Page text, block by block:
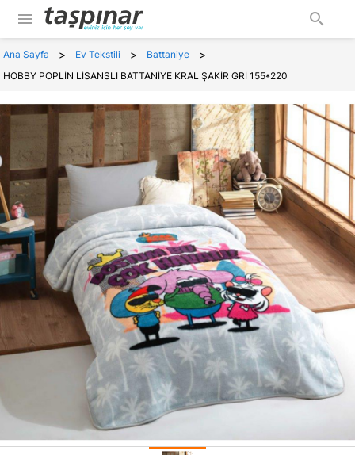
menu search
Ana Sayfa > Ev Tekstili > Battaniye >
HOBBY POPLİN LİSANSLI BATTANİYE KRAL ŞAKİR GRİ 155*220